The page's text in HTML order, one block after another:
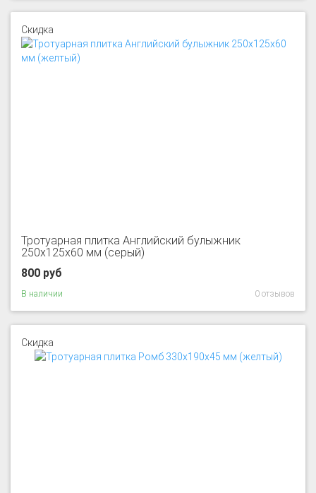
Скидка
Тротуарная плитка Английский булыжник
250x125x60 мм (серый)
800 руб
В наличии 0 отзывов
Скидка